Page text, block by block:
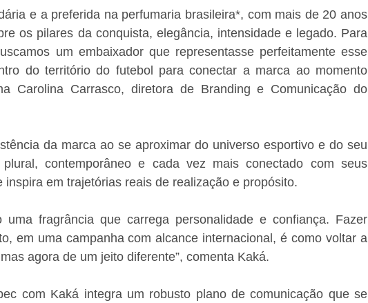
e a preferida na perfumaria brasileira*, com mais de 20 anos
os pilares da conquista, elegância, intensidade e legado. Para
um embaixador que representasse perfeitamente esse
do território do futebol para conectar a marca ao momento
Carolina Carrasco, diretora de Branding e Comunicação do
da marca ao se aproximar do universo esportivo e do seu
contemporâneo e cada vez mais conectado com seus
inspira em trajetórias reais de realização e propósito.
uma fragrância que carrega personalidade e confiança. Fazer
em uma campanha com alcance internacional, é como voltar a
agora de um jeito diferente”, comenta Kaká.
com Kaká integra um robusto plano de comunicação que se